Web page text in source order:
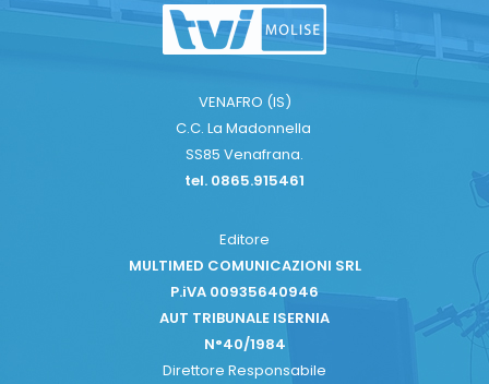
VENAFRO (IS)
C.C. La Madonnella
SS85 Venafrana.
tel. 0865.915461
Editore
MULTIMED COMUNICAZIONI SRL
P.iVA 00935640946
AUT TRIBUNALE ISERNIA
N°40/1984
Direttore Responsabile